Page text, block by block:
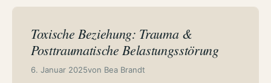
Toxische Beziehung: Trauma &
Posttraumatische Belastungsstörung
6. Januar 2025von Bea Brandt